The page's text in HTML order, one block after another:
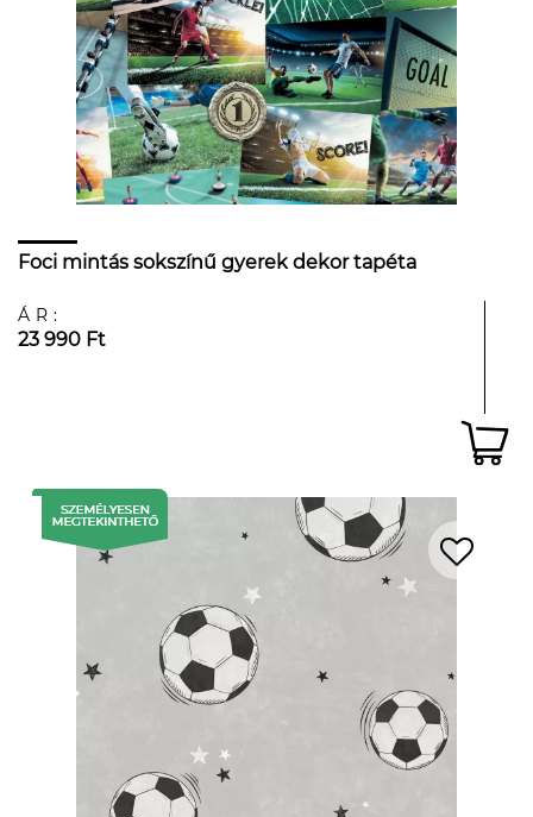
Foci mintás sokszínű gyerek dekor tapéta
ÁR:
23 990 Ft